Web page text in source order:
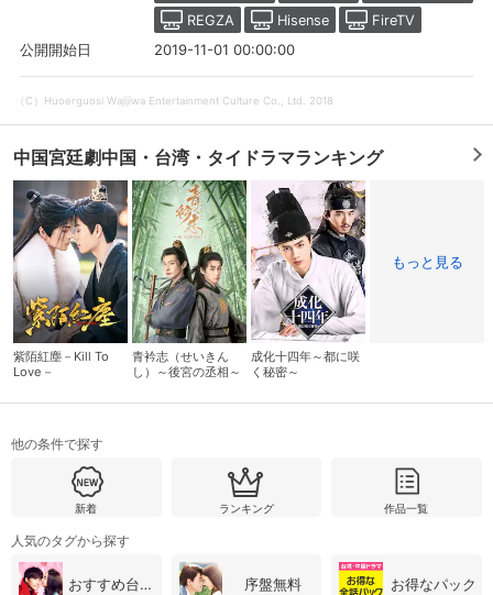
会員設定 会員情報
会員情報変更
ジットカード情報の変更が可能です。
決済方法変更 決済方法の変更が可能です。
購入明細 ４ヵ月分の購入明細の確認が可能です。
現在獲得済みのお得なクーポンを確認でき
と便利です。
お気に入り
REGZA
Hisense
FireTV
公開開始日
2019-11-01 00:00:00
（C）Huoerguosi Wajijiwa Entertainment Culture Co., Ltd. 2018
中国宮廷劇中国・台湾・タイドラマランキング
紫陌紅塵－Kill To
Love－
青衿志（せいきん
し）～後宮の丞相～
成化十四年～都に咲
く秘密～
もっと見る
他の条件で探す
新着 ランキング 作品一覧
人気のタグから探す
おすすめ台湾・中国ドラマ 序盤無料 お得なパック